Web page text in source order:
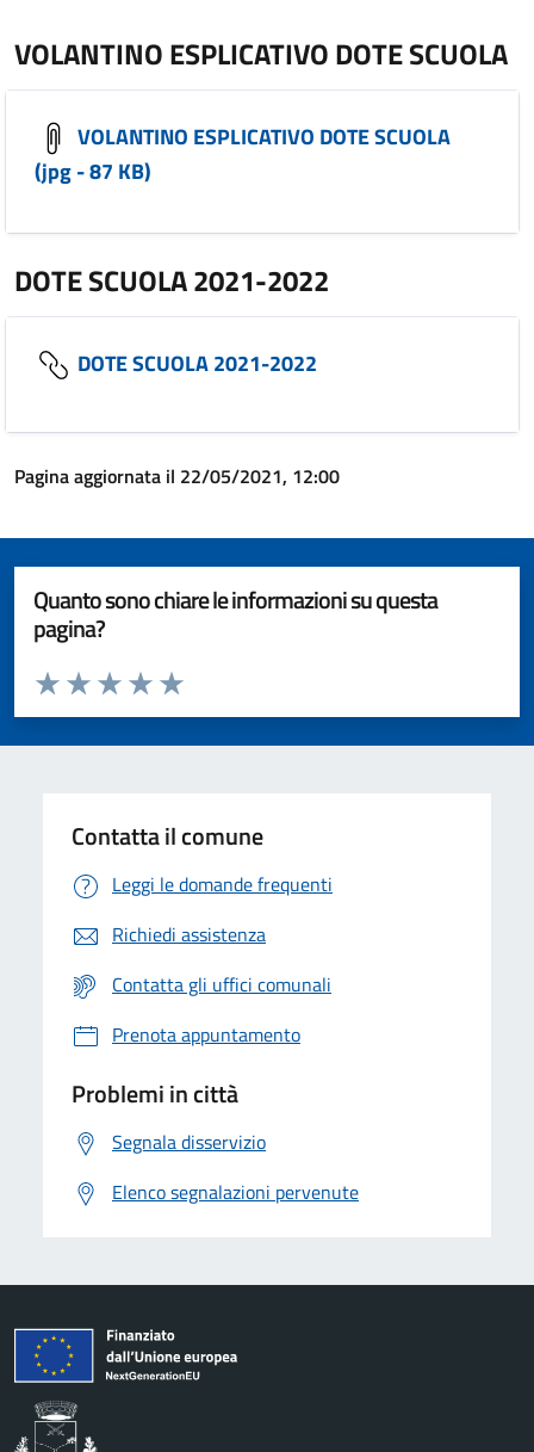
VOLANTINO ESPLICATIVO DOTE SCUOLA
VOLANTINO ESPLICATIVO DOTE SCUOLA
(jpg - 87 KB)
DOTE SCUOLA 2021-2022
DOTE SCUOLA 2021-2022
Pagina aggiornata il 22/05/2021, 12:00
Quanto sono chiare le informazioni su questa
pagina?
Valuta da 1 a 5 stelle la pagina
Valuta 5 stelle su 5
Valuta 4 stelle su 5
Valuta 3 stelle su 5
Valuta 2 stelle su 5
Valuta 1 stelle su 5
Contatta il comune
Leggi le domande frequenti
Richiedi assistenza
Contatta gli uffici comunali
Prenota appuntamento
Problemi in città
Segnala disservizio
Elenco segnalazioni pervenute